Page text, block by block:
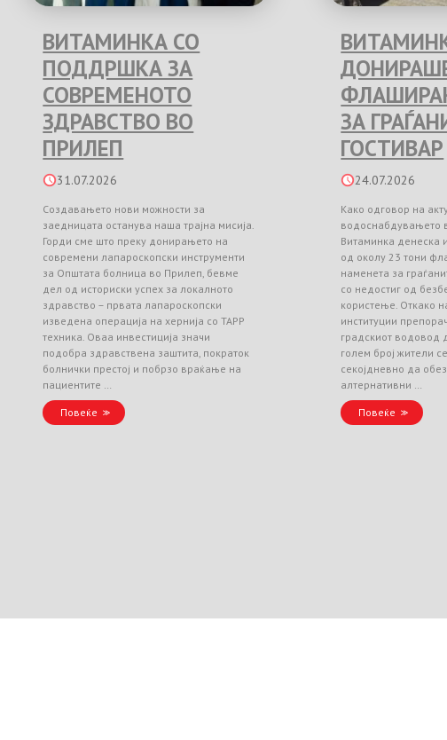
ВИТАМИНКА СО
ПОДДРШКА ЗА
СОВРЕМЕНОТО
ЗДРАВСТВО ВО
ПРИЛЕП
31.07.2026
Создавањето нови можности за
заедницата останува наша трајна мисија.
Горди сме што преку донирањето на
современи лапароскопски инструменти
за Општата болница во Прилеп, бевме
дел од историски успех за локалното
здравство – првата лапароскопски
изведена операција на хернија со TAPP
техника. Оваа инвестиција значи
подобра здравствена заштита, пократок
болнички престој и побрзо враќање на
пациентите …
Повеќе
ЗА
ГОСТИВАР
24.07.2026
Како одговор на
водоснабдувањето
Витаминка денеска
од околу 23 тони
наменета за
со недостиг од
користење. Откако
институции
градскиот водовод
голем број жители
секојдневно да
алтернативни …
Повеќе